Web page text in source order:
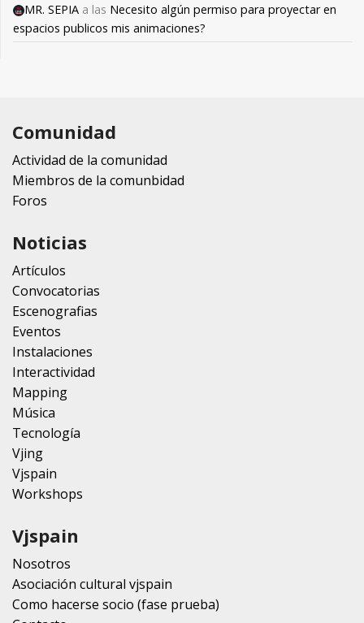
MR. SEPIA a las Necesito algún permiso para proyectar en
espacios publicos mis animaciones?
Comunidad
Actividad de la comunidad
Miembros de la comunbidad
Foros
Noticias
Artículos
Convocatorias
Escenografias
Eventos
Instalaciones
Interactividad
Mapping
Música
Tecnología
Vjing
Vjspain
Workshops
Vjspain
Nosotros
Asociación cultural vjspain
Como hacerse socio (fase prueba)